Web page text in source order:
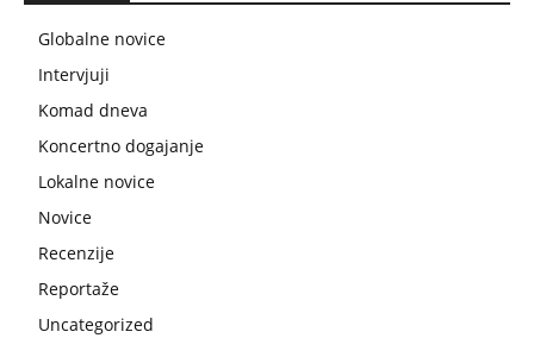
Globalne novice
Intervjuji
Komad dneva
Koncertno dogajanje
Lokalne novice
Novice
Recenzije
Reportaže
Uncategorized